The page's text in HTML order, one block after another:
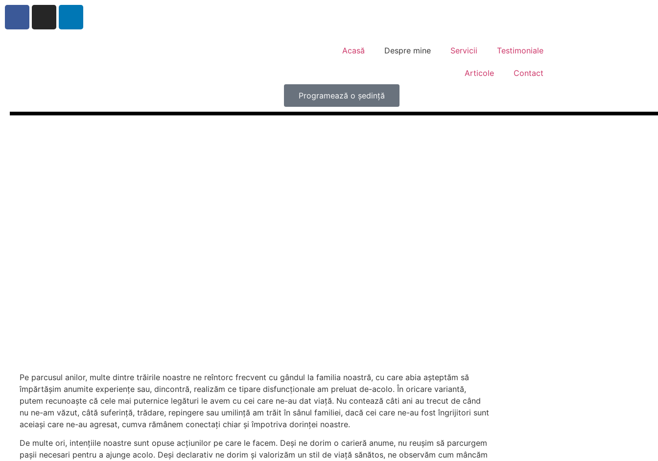
Acasă Despre mine Servicii Testimoniale
Articole Contact
Programează o ședință
Pe parcusul anilor, multe dintre trăirile noastre ne reîntorc frecvent cu gândul la familia noastră, cu care abia așteptăm să
împărtășim anumite experiențe sau, dincontră, realizăm ce tipare disfuncționale am preluat de-acolo. În oricare variantă,
putem recunoaște că cele mai puternice legături le avem cu cei care ne-au dat viață. Nu contează câti ani au trecut de când
nu ne-am văzut, câtă suferință, trădare, repingere sau umilință am trăit în sânul familiei, dacă cei care ne-au fost îngrijitori sunt
aceiași care ne-au agresat, cumva rămânem conectați chiar și împotriva dorinței noastre.
De multe ori, intențiile noastre sunt opuse acțiunilor pe care le facem. Deși ne dorim o carieră anume, nu reușim să parcurgem
pașii necesari pentru a ajunge acolo. Deși declarativ ne dorim și valorizăm un stil de viață sănătos, ne observăm cum mâncăm